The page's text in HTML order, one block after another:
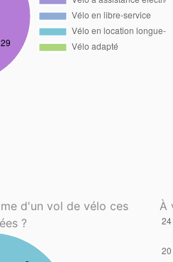
d'un vol de vélo ces
?
À